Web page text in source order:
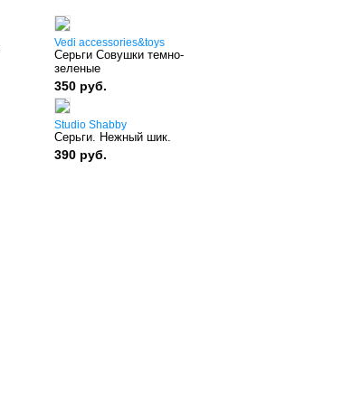
Vedi accessories&toys
Серьги Совушки темно-
зеленые
350 руб.
Studio Shabby
Серьги. Нежный шик.
390 руб.